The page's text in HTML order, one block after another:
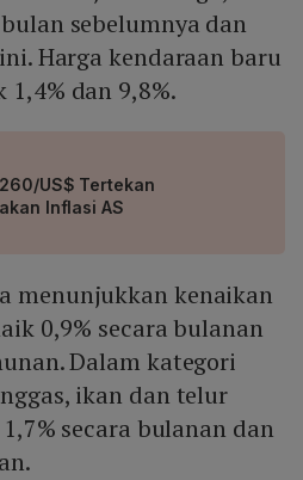
sebelumnya dan
Harga kendaraan baru
dan 9,8%.
US$ Tertekan
Inflasi AS
menunjukkan kenaikan
0,9% secara bulanan
Dalam kategori
ikan dan telur
secara bulanan dan